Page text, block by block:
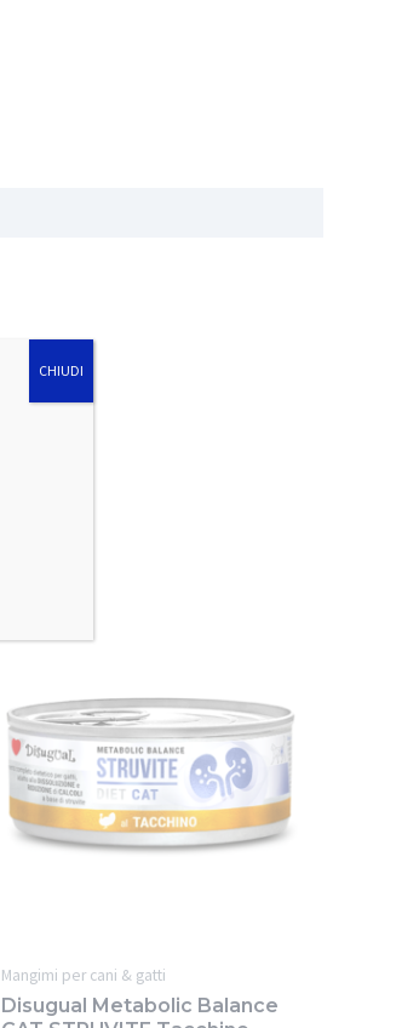
Mangimi per cani & gatti
Disugual Metabolic Balance
CHIUDI